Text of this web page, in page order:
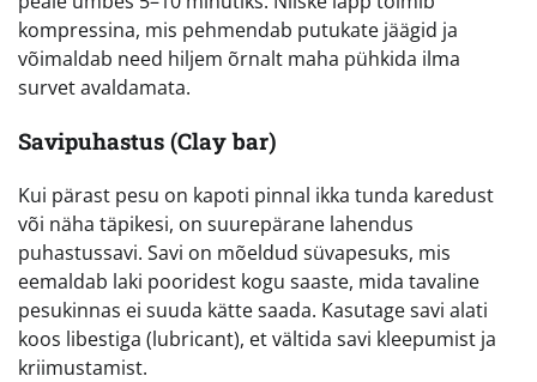
kompressina, mis pehmendab putukate jäägid ja
võimaldab need hiljem õrnalt maha pühkida ilma
survet avaldamata.
Savipuhastus (Clay bar)
Kui pärast pesu on kapoti pinnal ikka tunda karedust
või näha täpikesi, on suurepärane lahendus
puhastussavi. Savi on mõeldud süvapesuks, mis
eemaldab laki pooridest kogu saaste, mida tavaline
pesukinnas ei suuda kätte saada. Kasutage savi alati
koos libestiga (lubricant), et vältida savi kleepumist ja
kriimustamist.